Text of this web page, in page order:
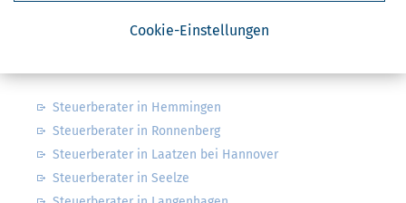
Cookie-Einstellungen
Steuerberater in Hemmingen
Steuerberater in Ronnenberg
Steuerberater in Laatzen bei Hannover
Steuerberater in Seelze